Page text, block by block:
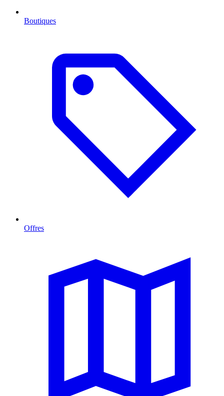
Boutiques
Offres